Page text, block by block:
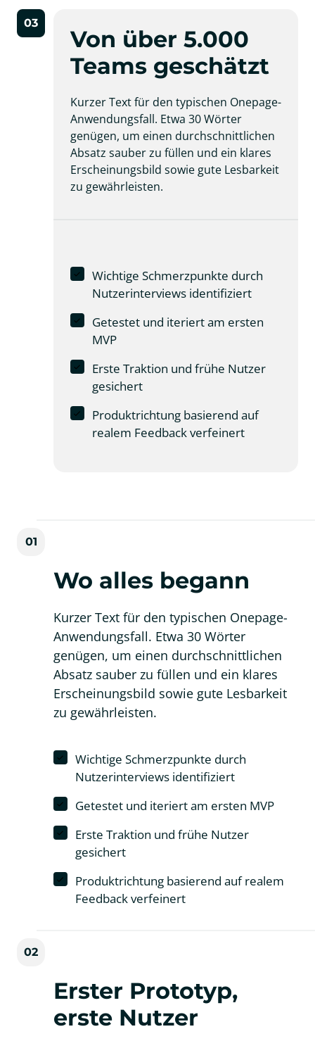
03
Von über 5.000
Teams geschätzt
Kurzer Text für den typischen Onepage-
Anwendungsfall. Etwa 30 Wörter
genügen, um einen durchschnittlichen
Absatz sauber zu füllen und ein klares
Erscheinungsbild sowie gute Lesbarkeit
zu gewährleisten.
Wichtige Schmerzpunkte durch
Nutzerinterviews identifiziert
Getestet und iteriert am ersten
MVP
Erste Traktion und frühe Nutzer
gesichert
Produktrichtung basierend auf
realem Feedback verfeinert
01
Wo alles begann
Kurzer Text für den typischen Onepage-
Anwendungsfall. Etwa 30 Wörter
genügen, um einen durchschnittlichen
Absatz sauber zu füllen und ein klares
Erscheinungsbild sowie gute Lesbarkeit
zu gewährleisten.
Wichtige Schmerzpunkte durch
Nutzerinterviews identifiziert
Getestet und iteriert am ersten MVP
Erste Traktion und frühe Nutzer
gesichert
Produktrichtung basierend auf realem
Feedback verfeinert
02
Erster Prototyp,
erste Nutzer